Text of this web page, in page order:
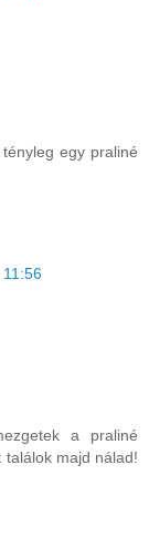
egy praliné
a praliné
majd nálad!